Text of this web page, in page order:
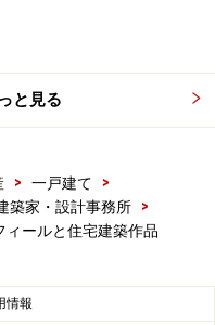
と見る
> 一戸建て
>
築家・設計事務所
>
ィールと住宅建築作品
情報